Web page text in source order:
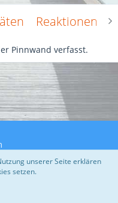
Reaktionen
Pinnwand verfasst.
unserer Seite erklären
setzen.